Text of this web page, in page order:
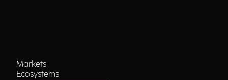
Markets
Ecosystems